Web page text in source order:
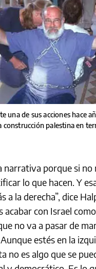
una de sus acciones hace
construcción palestina en
narrativa porque si no
lo que hacen. Y
a la derecha”, dice
acabar con Israel
no va a pasar de
estés en la
no es algo que se